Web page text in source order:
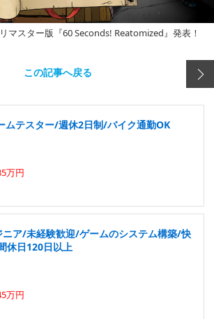
マスター版『60 Seconds! Reatomized』発表！
この記事へ戻る
ムテスター/週休2日制/バイク通勤OK
万円
ニア/未経験歓迎/ゲームのシステム構築/快
休日120日以上
万円